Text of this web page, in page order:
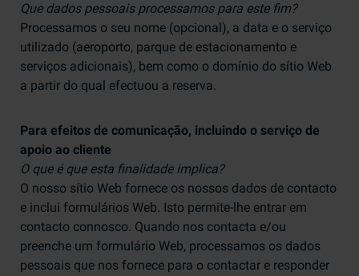
Que dados pessoais processamos para este fim?
Processamos o seu nome (opcional), a data e o serviço
utilizado (aeroporto, parque de estacionamento e
serviços adicionais), bem como o domínio do sítio Web
a partir do qual efectuou a reserva.
Para efeitos de comunicação, incluindo o serviço de
apoio ao cliente
O que é que esta finalidade implica?
O nosso sítio Web fornece os nossos dados de contacto
e inclui formulários Web. Isto permite-lhe entrar em
contacto connosco. Quando nos contacta e/ou
preenche um formulário Web, processamos os dados
pessoais que nos fornece para o contactar e responder